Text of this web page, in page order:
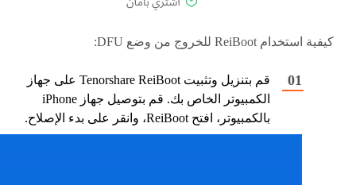
كيفية استخدام ReiBoot للخروج من وضع DFU:
قم بتنزيل وتثبيت Tenorshare ReiBoot على جهاز
الكمبيوتر الخاص بك. قم بتوصيل جهاز iPhone
بالكمبيوتر، افتح ReiBoot، وانقر على بدء الإصلاح.